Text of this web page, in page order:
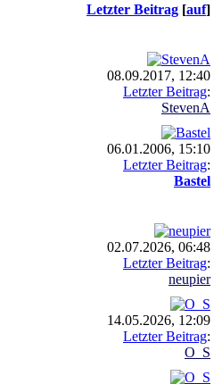
Letzter Beitrag [auf]
08.09.2017, 12:40
Letzter Beitrag:
StevenA
06.01.2006, 15:10
Letzter Beitrag:
Bastel
02.07.2026, 06:48
Letzter Beitrag:
neupier
14.05.2026, 12:09
Letzter Beitrag:
O_S